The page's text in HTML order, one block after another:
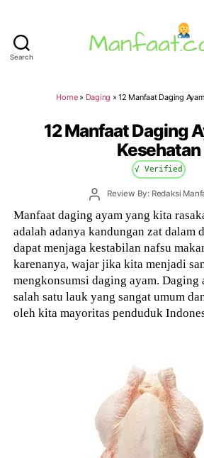
Search
Home» Daging »12 Manfaat Daging
12 Manfaat Daging
Kesehatan
√ Verified
PostReview By: Redaksi
Manfaat daging ayam yang kita
adalah adanya kandungan zat dalam
dapat menjaga kestabilan nafsu
karenanya, wajar jika kita menjadi
mengkonsumsi daging ayam. Daging
salah satu lauk yang sangat umum
oleh kita mayoritas penduduk